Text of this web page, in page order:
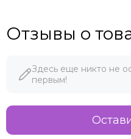
Отзывы о
Здесь еще никто не
первым!